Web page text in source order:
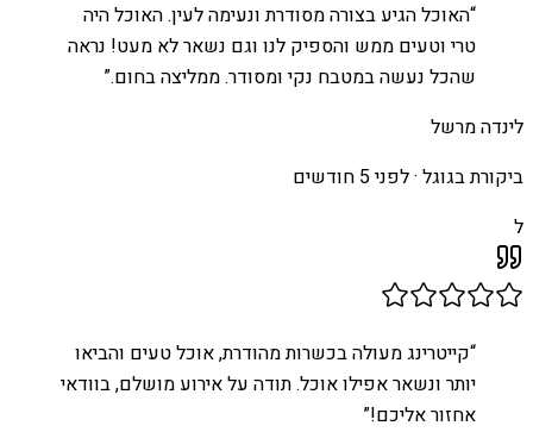
“האוכל הגיע בצורה מסודרת ונעימה לעין. האוכל היה
טרי וטעים ממש והספיק לנו וגם נשאר לא מעט! נראה
שהכל נעשה במטבח נקי ומסודר. ממליצה בחום.”
לינדה מרשל
ביקורת בגוגל ·לפני 5 חודשים
ל
“קייטרינג מעולה בכשרות מהודרת, אוכל טעים והביאו
יותר ונשאר אפילו אוכל. תודה על אירוע מושלם, בוודאי
אחזור אליכם!”